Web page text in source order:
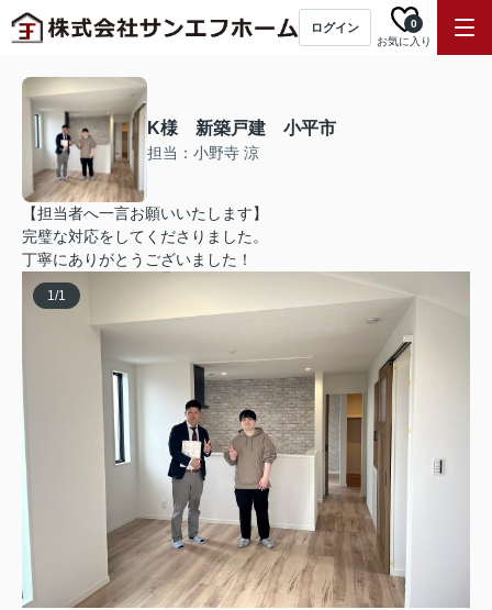
ログイン
お気に入り
0
K様 新築戸建 小平市
担当：小野寺 涼
【担当者へ一言お願いいたします】
完璧な対応をしてくださりました。
丁寧にありがとうございました！
1/1